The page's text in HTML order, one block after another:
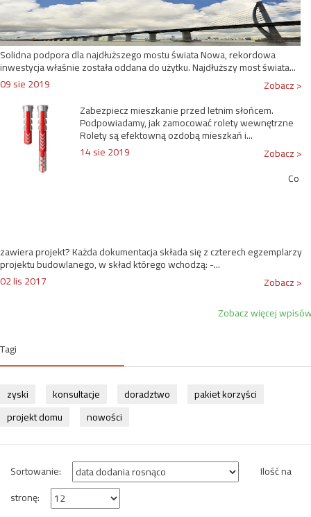
Solidna podpora dla najdłuższego mostu świata Nowa, rekordowa
inwestycja właśnie została oddana do użytku. Najdłuższy most świata...
09 sie 2019
Zobacz >
Zabezpiecz mieszkanie przed letnim słońcem.
Podpowiadamy, jak zamocować rolety wewnętrzne
Rolety są efektowną ozdobą mieszkań i...
14 sie 2019
Zobacz >
Co
zawiera projekt? Każda dokumentacja składa się z czterech egzemplarzy
projektu budowlanego, w skład którego wchodzą: -...
02 lis 2017
Zobacz >
Zobacz więcej
Tagi
zyski konsultacje doradztwo
pakiet korzyści
projekt domu
nowości
Sortowanie:
Ilość na
stronę: